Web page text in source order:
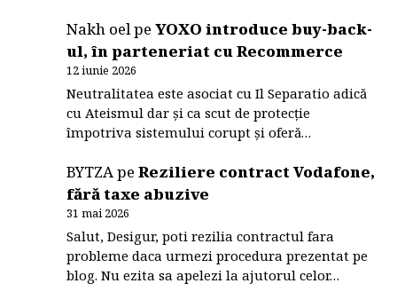
Nakh oelpeYOXO introduce buy-back-
ul, în parteneriat cu Recommerce
12 iunie 2026
Neutralitatea este asociat cu Il Separatio adică
cu Ateismul dar și ca scut de protecție
împotriva sistemului corupt și oferă…
BYTZApeReziliere contract Vodafone,
fără taxe abuzive
31 mai 2026
Salut, Desigur, poti rezilia contractul fara
probleme daca urmezi procedura prezentat pe
blog. Nu ezita sa apelezi la ajutorul celor…